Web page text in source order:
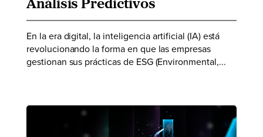
Análisis Predictivos
En la era digital, la inteligencia artificial (IA) está
revolucionando la forma en que las empresas
gestionan sus prácticas de ESG (Environmental,...